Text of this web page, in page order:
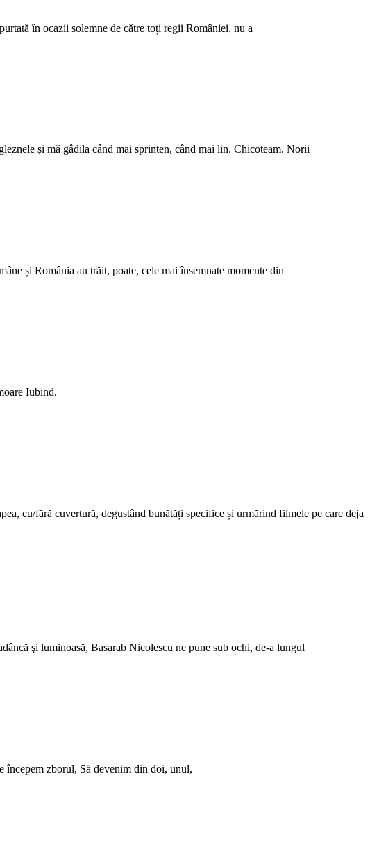
în ocazii solemne de către toți regii României, nu a
și mă gâdila când mai sprinten, când mai lin. Chicoteam. Norii
și România au trăit, poate, cele mai însemnate momente din
Iubind.
cu/fără cuvertură, degustând bunătăți specifice și urmărind filmele pe care deja
şi luminoasă, Basarab Nicolescu ne pune sub ochi, de-a lungul
începem zborul, Să devenim din doi, unul,